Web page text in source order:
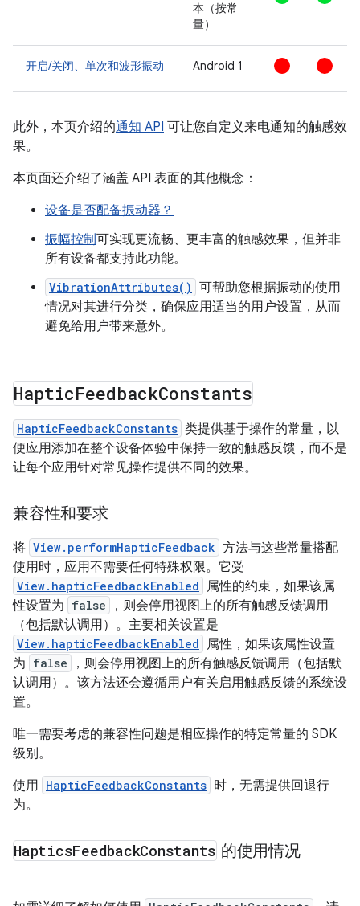
本（按常
量）
开启/关闭、单次和波形振动 Android 1
此外，本页介绍的通知 API 可让您自定义来电通知的触感效
果。
本页面还介绍了涵盖 API 表面的其他概念：
设备是否配备振动器？
振幅控制可实现更流畅、更丰富的触感效果，但并非
所有设备都支持此功能。
VibrationAttributes() 可帮助您根据振动的使用
情况对其进行分类，确保应用适当的用户设置，从而
避免给用户带来意外。
HapticFeedbackConstants
HapticFeedbackConstants 类提供基于操作的常量，以
便应用添加在整个设备体验中保持一致的触感反馈，而不是
让每个应用针对常见操作提供不同的效果。
兼容性和要求
将 View.performHapticFeedback 方法与这些常量搭配
使用时，应用不需要任何特殊权限。它受
View.hapticFeedbackEnabled 属性的约束，如果该属
性设置为 false
，则会停用视图上的所有触感反馈调用
（包括默认调用）。主要相关设置是
View.hapticFeedbackEnabled 属性，如果该属性设置
为 false
，则会停用视图上的所有触感反馈调用（包括默
认调用）。该方法还会遵循用户有关启用触感反馈的系统设
置。
唯一需要考虑的兼容性问题是相应操作的特定常量的 SDK
级别。
使用 HapticFeedbackConstants 时，无需提供回退行
为。
HapticsFeedbackConstants 的使用情况